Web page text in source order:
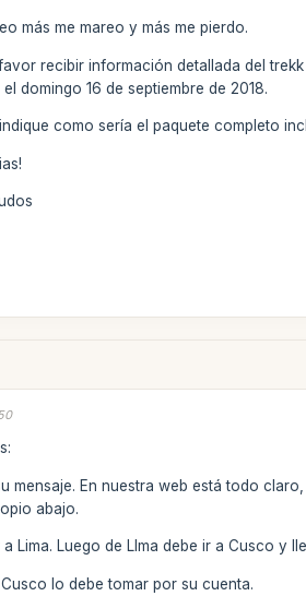
más me mareo y más me pierdo.
recibir información detallada del
domingo 16 de septiembre de 2018.
como sería el paquete completo
mensaje. En nuestra web está todo
abajo.
a Lima. Luego de LIma debe ir a Cusco y
lo debe tomar por su cuenta.